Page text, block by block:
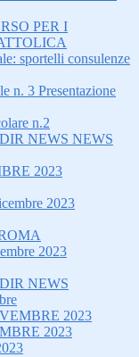
PER I
sportelli consulenze
n. 3 Presentazione
n.2
NEWS NEWS
2023
2023
2023
NEWS
2023
2023